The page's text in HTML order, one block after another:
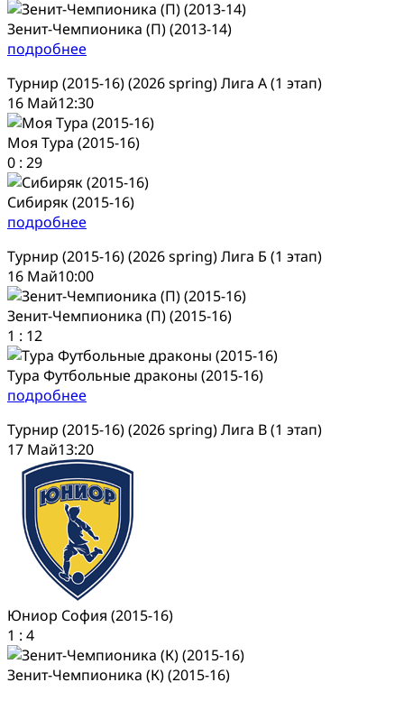
Зенит-Чемпионика (П) (2013-14)
подробнее
Турнир (2015-16) (2026 spring) Лига А (1 этап)
16 Май12:30
Моя Тура (2015-16)
0 : 29
Сибиряк (2015-16)
подробнее
Турнир (2015-16) (2026 spring) Лига Б (1 этап)
16 Май10:00
Зенит-Чемпионика (П) (2015-16)
1 : 12
Тура Футбольные драконы (2015-16)
подробнее
Турнир (2015-16) (2026 spring) Лига В (1 этап)
17 Май13:20
Юниор София (2015-16)
1 : 4
Зенит-Чемпионика (К) (2015-16)